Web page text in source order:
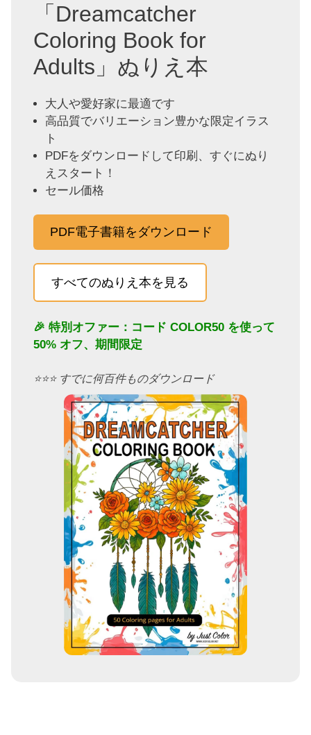
「Dreamcatcher
Coloring Book for
Adults」ぬりえ本
大人や愛好家に最適です
高品質でバリエーション豊かな限定イラス
ト
PDFをダウンロードして印刷、すぐにぬり
えスタート！
セール価格
PDF電子書籍をダウンロード
すべてのぬりえ本を見る
🎉 特別オファー：コード COLOR50 を使って
50% オフ、期間限定
⭐️⭐️⭐️ すでに何百件ものダウンロード